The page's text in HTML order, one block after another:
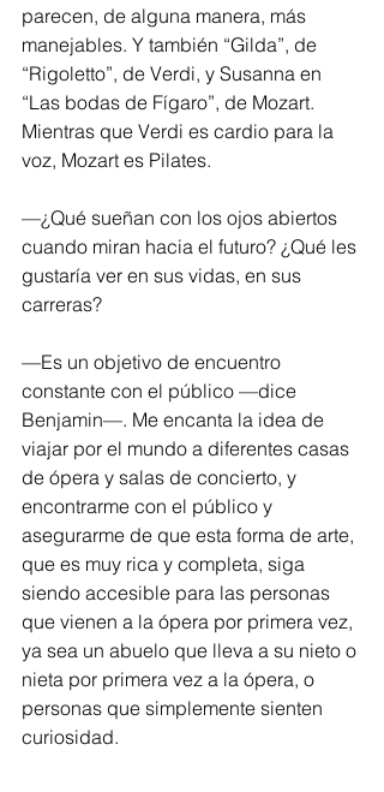
parecen, de alguna manera, más
manejables. Y también “Gilda”, de
“Rigoletto”, de Verdi, y Susanna en
“Las bodas de Fígaro”, de Mozart.
Mientras que Verdi es cardio para la
voz, Mozart es Pilates.
—¿Qué sueñan con los ojos abiertos
cuando miran hacia el futuro? ¿Qué les
gustaría ver en sus vidas, en sus
carreras?
—Es un objetivo de encuentro
constante con el público —dice
Benjamin—. Me encanta la idea de
viajar por el mundo a diferentes casas
de ópera y salas de concierto, y
encontrarme con el público y
asegurarme de que esta forma de arte,
que es muy rica y completa, siga
siendo accesible para las personas
que vienen a la ópera por primera vez,
ya sea un abuelo que lleva a su nieto o
nieta por primera vez a la ópera, o
personas que simplemente sienten
curiosidad.